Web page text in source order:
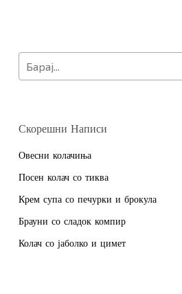
Нема продукти
Скорешни Написи
Овесни колачиња
Посен колач со тиква
Крем супа со печурки и брокула
Брауни со сладок компир
Колач со јаболко и цимет